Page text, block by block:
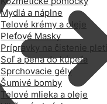
Mydlá a náplne
Telové krémy a oleje
Pleťové Masky
Prípravky na čistenie pleti
Soľ a pena do kúpeľa
Sprchovacie gély
Šumivé bomby
Telové mlieka a oleje